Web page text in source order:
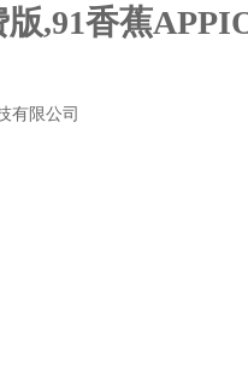
,91香蕉